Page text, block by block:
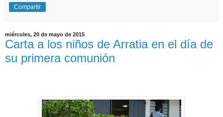
Compartir
miércoles, 20 de mayo de 2015
Carta a los niños de Arratia en el día de
su primera comunión